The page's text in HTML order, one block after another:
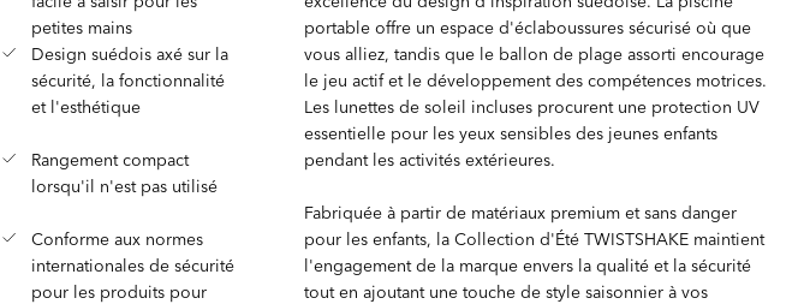
petites mains
Design suédois axé sur la
sécurité, la fonctionnalité
et l'esthétique
Rangement compact
lorsqu'il n'est pas utilisé
Conforme aux normes
internationales de sécurité
pour les produits pour
portable offre un espace d'éclaboussures sécurisé où que
vous alliez, tandis que le ballon de plage assorti encourage
le jeu actif et le développement des compétences motrices.
Les lunettes de soleil incluses procurent une protection UV
essentielle pour les yeux sensibles des jeunes enfants
pendant les activités extérieures.
Fabriquée à partir de matériaux premium et sans danger
pour les enfants, la Collection d'Été TWISTSHAKE maintient
l'engagement de la marque envers la qualité et la sécurité
tout en ajoutant une touche de style saisonnier à vos